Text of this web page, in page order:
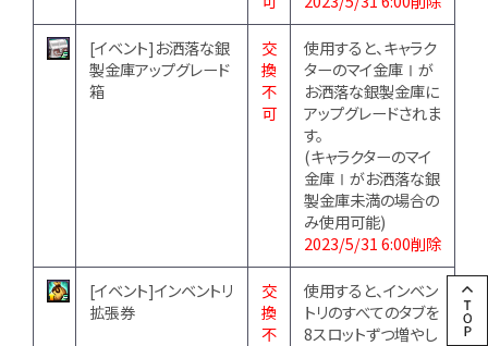
[イベント]お洒落な銀
製金庫アップグレード
箱
交
換
不
可
使用すると、キャラク
ターのマイ金庫Ⅰが
お洒落な銀製金庫に
アップグレードされま
す。
(キャラクターのマイ
金庫Ⅰがお洒落な銀
製金庫未満の場合の
み使用可能)
2023/5/31 6:00削除
[イベント]インベントリ
拡張券
交
換
不
使用すると、インベン
トリのすべてのタブを
8スロットずつ増やし